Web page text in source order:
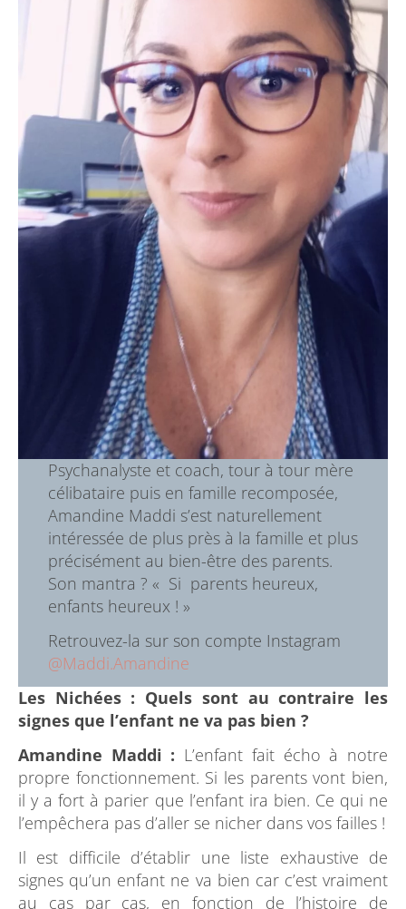
Psychanalyste et coach, tour à tour mère
célibataire puis en famille recomposée,
Amandine Maddi s’est naturellement
intéressée de plus près à la famille et plus
précisément au bien-être des parents.
Son mantra ? « Si parents heureux,
enfants heureux ! »
Retrouvez-la sur son compte Instagram
@Maddi.Amandine
Les Nichées : Quels sont au contraire les
signes que l’enfant ne va pas bien ?
Amandine Maddi : L’enfant fait écho à notre
propre fonctionnement. Si les parents vont bien,
il y a fort à parier que l’enfant ira bien. Ce qui ne
l’empêchera pas d’aller se nicher dans vos failles !
Il est difficile d’établir une liste exhaustive de
signes qu’un enfant ne va bien car c’est vraiment
au cas par cas, en fonction de l’histoire de